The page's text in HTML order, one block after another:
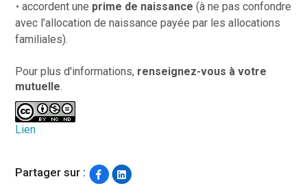
accordent une prime de naissance (à ne pas confondre
avec l’allocation de naissance payée par les allocations
familiales).
Pour plus d'informations, renseignez-vous à votre
mutuelle.
Lien
Partager sur :